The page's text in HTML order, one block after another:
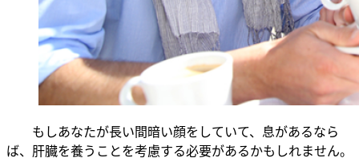
もしあなたが長い間暗い顔をしていて、息があるなら
ば、肝臓を養うことを考慮する必要があるかもしれません。